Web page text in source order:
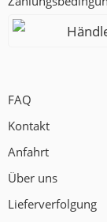
FAQ
Kontakt
Anfahrt
Über uns
Lieferverfolgung